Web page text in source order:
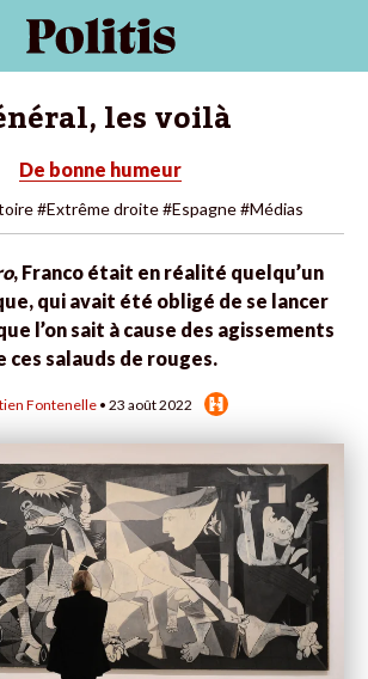
les voilà
De bonne humeur
#Extrême droite #Espagne #Médias
, Franco était en réalité quelqu’un
qui avait été obligé de se lancer
l’on sait à cause des agissements
ces salauds de rouges.
Fontenelle • 23 août 2022